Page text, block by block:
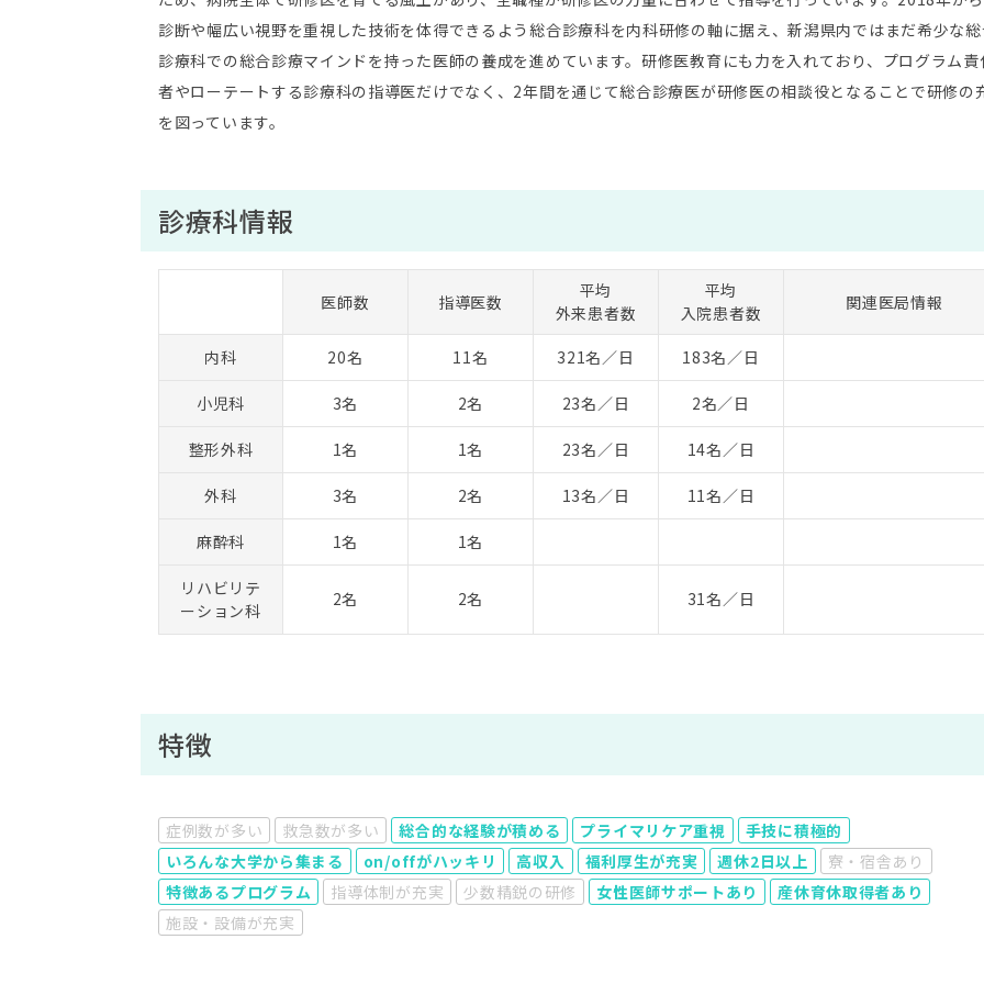
診断や幅広い視野を重視した技術を体得できるよう総合診療科を内科研修の軸に据え、新潟県内ではまだ希少な
診療科での総合診療マインドを持った医師の養成を進めています。研修医教育にも力を入れており、プログラム責
者やローテートする診療科の指導医だけでなく、2年間を通じて総合診療医が研修医の相談役となることで研修の
を図っています。
診療科情報
医師数 指導医数
平均
外来患者数
平均
入院患者数
関連医局情報
内科 20名 11名 321名／日 183名／日
小児科 3名 2名 23名／日 2名／日
整形外科 1名 1名 23名／日 14名／日
外科 3名 2名 13名／日 11名／日
麻酔科 1名 1名
リハビリテ
ーション科
2名 2名 31名／日
特徴
症例数が多い 救急数が多い 総合的な経験が積める プライマリケア重視
手技に積極的
いろんな大学から集まる
on/offがハッキリ 高収入 福利厚生が充実 週休2日以上
寮・宿舎あり
特徴あるプログラム
指導体制が充実 少数精鋭の研修 女性医師サポートあり
産休育休取得者あり
施設・設備が充実